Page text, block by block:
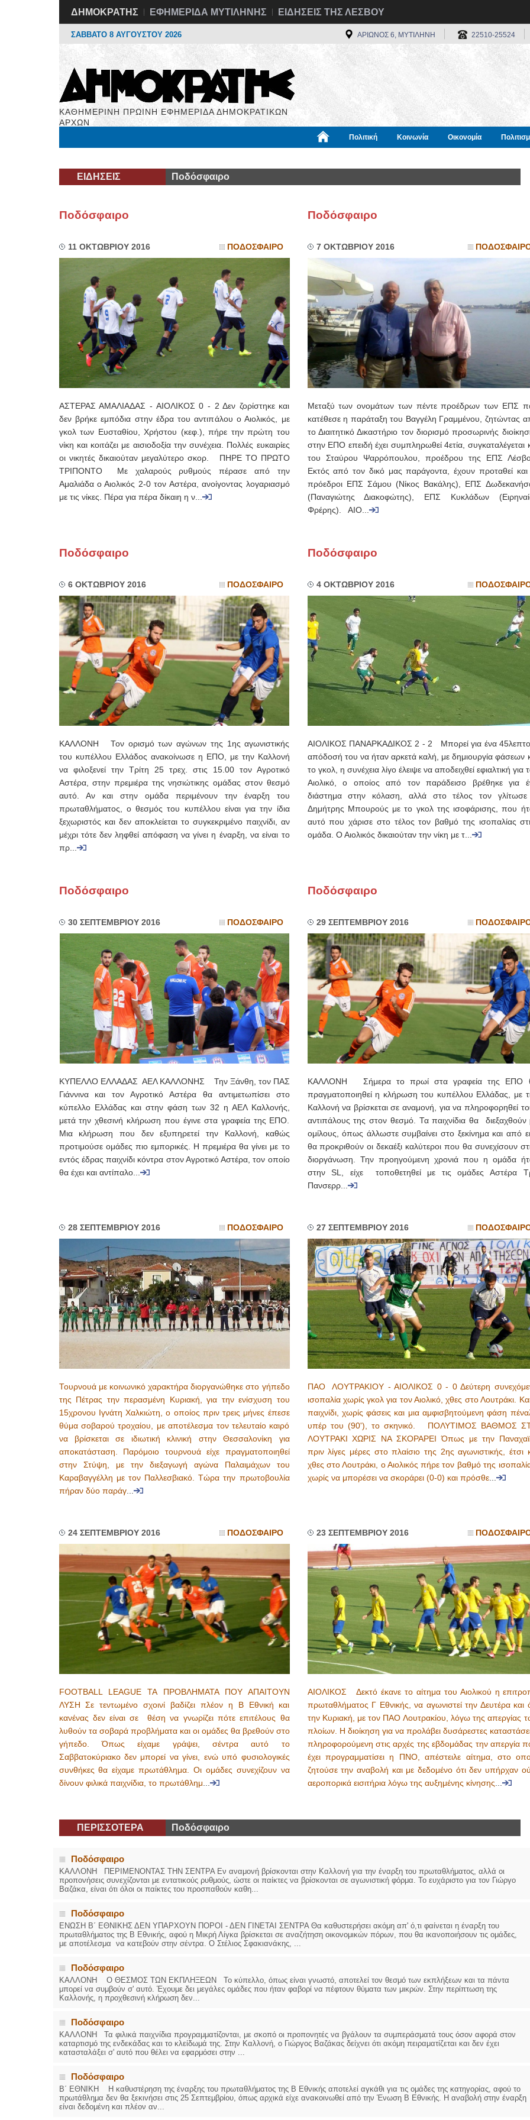
ΔΗΜΟΚΡΑΤΗΣ ΕΦΗΜΕΡΙΔΑ ΜΥΤΙΛΗΝΗΣ ΕΙΔΗΣΕΙΣ ΤΗΣ ΛΕΣΒΟΥ
ΣΑΒΒΑΤΟ 8 ΑΥΓΟΥΣΤΟΥ 2026 ΑΡΙΩΝΟΣ 6, ΜΥΤΙΛΗΝΗ 22510-25524
ΚΑΘΗΜΕΡΙΝΗ ΠΡΩΙΝΗ ΕΦΗΜΕΡΙΔΑ ΔΗΜΟΚΡΑΤΙΚΩΝ
ΑΡΧΩΝ
Πολιτική Κοινωνία Οικονομία
ΕΙΔΗΣΕΙΣ Ποδόσφαιρο
Ποδόσφαιρο
11 ΟΚΤΩΒΡΙΟΥ 2016 ΠΟΔΟΣΦΑΙΡΟ
ΑΣΤΕΡΑΣ ΑΜΑΛΙΑΔΑΣ - ΑΙΟΛΙΚΟΣ 0 - 2 Δεν ζορίστηκε και
δεν βρήκε εμπόδια στην έδρα του αντιπάλου ο Αιολικός, με
γκολ των Ευσταθίου, Χρήστου (κεφ.), πήρε την πρώτη του
νίκη και κοιτάζει με αισιοδοξία την συνέχεια. Πολλές ευκαιρίες
οι νικητές δικαιούταν μεγαλύτερο σκορ. ΠΗΡΕ ΤΟ ΠΡΩΤΟ
ΤΡΙΠΟΝΤΟ Με χαλαρούς ρυθμούς πέρασε από την
Αμαλιάδα ο Αιολικός 2-0 τον Αστέρα, ανοίγοντας λογαριασμό
με τις νίκες. Πέρα για πέρα δίκαιη η ν...
Ποδόσφαιρο
7 ΟΚΤΩΒΡΙΟΥ 2016
Μεταξύ των ονομάτων των πέντε προέδρων των ΕΠΣ
κατέθεσε η παράταξη του Βαγγέλη Γραμμένου, ζητώντας
το Διαιτητικό Δικαστήριο τον διορισμό προσωρινής
στην ΕΠΟ επειδή έχει συμπληρωθεί 4ετία, συγκαταλέγεται
του Σταύρου Ψαρρόπουλου, προέδρου της ΕΠΣ
Εκτός από τον δικό μας παράγοντα, έχουν προταθεί και
πρόεδροι ΕΠΣ Σάμου (Νίκος Βακάλης), ΕΠΣ
(Παναγιώτης Διακοφώτης), ΕΠΣ Κυκλάδων
Φρέρης). ΑΙΟ...
Ποδόσφαιρο
6 ΟΚΤΩΒΡΙΟΥ 2016 ΠΟΔΟΣΦΑΙΡΟ
ΚΑΛΛΟΝΗ Τον ορισμό των αγώνων της 1ης αγωνιστικής
του κυπέλλου Ελλάδος ανακοίνωσε η ΕΠΟ, με την Καλλονή
να φιλοξενεί την Τρίτη 25 τρεχ. στις 15.00 τον Αγροτικό
Αστέρα, στην πρεμιέρα της νησιώτικης ομάδας στον θεσμό
αυτό. Αν και στην ομάδα περιμένουν την έναρξη του
πρωταθλήματος, ο θεσμός του κυπέλλου είναι για την ίδια
ξεχωριστός και δεν αποκλείεται το συγκεκριμένο παιχνίδι, αν
μέχρι τότε δεν ληφθεί απόφαση να γίνει η έναρξη, να είναι το
πρ...
Ποδόσφαιρο
4 ΟΚΤΩΒΡΙΟΥ 2016
ΑΙΟΛΙΚΟΣ ΠΑΝΑΡΚΑΔΙΚΟΣ 2 - 2 Μπορεί για ένα
απόδοσή του να ήταν αρκετά καλή, με δημιουργία φάσεων
το γκολ, η συνέχεια λίγο έλειψε να αποδειχθεί εφιαλτική για
Αιολικό, ο οποίος από τον παράδεισο βρέθηκε για
διάστημα στην κόλαση, αλλά στο τέλος τον
Δημήτρης Μπουρούς με το γκολ της ισοφάρισης, που
αυτό που χάρισε στο τέλος τον βαθμό της ισοπαλίας
ομάδα. Ο Αιολικός δικαιούταν την νίκη με τ...
Ποδόσφαιρο
30 ΣΕΠΤΕΜΒΡΙΟΥ 2016 ΠΟΔΟΣΦΑΙΡΟ
ΚΥΠΕΛΛΟ ΕΛΛΑΔΑΣ ΑΕΛ ΚΑΛΛΟΝΗΣ Την Ξάνθη, τον ΠΑΣ
Γιάννινα και τον Αγροτικό Αστέρα θα αντιμετωπίσει στο
κύπελλο Ελλάδας και στην φάση των 32 η ΑΕΛ Καλλονής,
μετά την χθεσινή κλήρωση που έγινε στα γραφεία της ΕΠΟ.
Μια κλήρωση που δεν εξυπηρετεί την Καλλονή, καθώς
προτιμούσε ομάδες πιο εμπορικές. Η πρεμιέρα θα γίνει με το
εντός έδρας παιχνίδι κόντρα στον Αγροτικό Αστέρα, τον οποίο
θα έχει και αντίπαλο...
Ποδόσφαιρο
29 ΣΕΠΤΕΜΒΡΙΟΥ 2016
ΚΑΛΛΟΝΗ Σήμερα το πρωί στα γραφεία της ΕΠΟ
πραγματοποιηθεί η κλήρωση του κυπέλλου Ελλάδας, με
Καλλονή να βρίσκεται σε αναμονή, για να πληροφορηθεί
αντιπάλους της στον θεσμό. Τα παιχνίδια θα διεξαχθούν
ομίλους, όπως άλλωστε συμβαίνει στο ξεκίνημα και από
θα προκριθούν οι δεκαέξι καλύτεροι που θα συνεχίσουν
διοργάνωση. Την προηγούμενη χρονιά που η ομάδα
στην SL, είχε τοποθετηθεί με τις ομάδες Αστέρα
Πανσερρ...
28 ΣΕΠΤΕΜΒΡΙΟΥ 2016 ΠΟΔΟΣΦΑΙΡΟ
Τουρνουά με κοινωνικό χαρακτήρα διοργανώθηκε στο γήπεδο
της Πέτρας την περασμένη Κυριακή, για την ενίσχυση του
15χρονου Ιγνάτη Χαλκιώτη, ο οποίος πριν τρεις μήνες έπεσε
θύμα σοβαρού τροχαίου, με αποτέλεσμα τον τελευταίο καιρό
να βρίσκεται σε ιδιωτική κλινική στην Θεσσαλονίκη για
αποκατάσταση. Παρόμοιο τουρνουά είχε πραγματοποιηθεί
στην Στύψη, με την διεξαγωγή αγώνα Παλαιμάχων του
Καραβαγγέλλη με τον Παλλεσβιακό. Τώρα την πρωτοβουλία
πήραν δύο παράγ...
27 ΣΕΠΤΕΜΒΡΙΟΥ 2016
ΠΑΟ ΛΟΥΤΡΑΚΙΟΥ - ΑΙΟΛΙΚΟΣ 0 - 0 Δεύτερη
ισοπαλία χωρίς γκολ για τον Αιολικό, χθες στο Λουτράκι.
παιχνίδι, χωρίς φάσεις και μια αμφισβητούμενη φάση
υπέρ του (90'), το σκηνικό. ΠΟΛΥΤΙΜΟΣ ΒΑΘΜΟΣ
ΛΟΥΤΡΑΚΙ ΧΩΡΙΣ ΝΑ ΣΚΟΡΑΡΕΙ Όπως με την
πριν λίγες μέρες στο πλαίσιο της 2ης αγωνιστικής, έτσι
χθες στο Λουτράκι, ο Αιολικός πήρε τον βαθμό της
χωρίς να μπορέσει να σκοράρει (0-0) και πρόσθε...
24 ΣΕΠΤΕΜΒΡΙΟΥ 2016 ΠΟΔΟΣΦΑΙΡΟ
FOOTBALL LEAGUE ΤΑ ΠΡΟΒΛΗΜΑΤΑ ΠΟΥ ΑΠΑΙΤΟΥΝ
ΛΥΣΗ Σε τεντωμένο σχοινί βαδίζει πλέον η Β Εθνική και
κανένας δεν είναι σε θέση να γνωρίζει πότε επιτέλους θα
λυθούν τα σοβαρά προβλήματα και οι ομάδες θα βρεθούν στο
γήπεδο. Όπως είχαμε γράψει, σέντρα αυτό το
Σαββατοκύριακο δεν μπορεί να γίνει, ενώ υπό φυσιολογικές
συνθήκες θα είχαμε πρωτάθλημα. Οι ομάδες συνεχίζουν να
δίνουν φιλικά παιχνίδια, το πρωτάθλημ...
23 ΣΕΠΤΕΜΒΡΙΟΥ 2016
ΑΙΟΛΙΚΟΣ Δεκτό έκανε το αίτημα του Αιολικού η
πρωταθλήματος Γ Εθνικής, να αγωνιστεί την Δευτέρα και
την Κυριακή, με τον ΠΑΟ Λουτρακίου, λόγω της απεργίας
πλοίων. Η διοίκηση για να προλάβει δυσάρεστες
πληροφορούμενη στις αρχές της εβδομάδας την απεργία
έχει προγραμματίσει η ΠΝΟ, απέστειλε αίτημα, στο
ζητούσε την αναβολή και με δεδομένο ότι δεν υπήρχαν
αεροπορικά εισιτήρια λόγω της αυξημένης κίνησης...
ΠΕΡΙΣΣΟΤΕΡΑ Ποδόσφαιρο
Ποδόσφαιρο
ΚΑΛΛΟΝΗ ΠΕΡΙΜΕΝΟΝΤΑΣ ΤΗΝ ΣΕΝΤΡΑ Εν αναμονή βρίσκονται στην Καλλονή για την έναρξη του πρωταθλήματος, αλλά οι
προπονήσεις συνεχίζονται με εντατικούς ρυθμούς, ώστε οι παίκτες να βρίσκονται σε αγωνιστική φόρμα. Το ευχάριστο για τον Γιώργο
Βαζάκα, είναι ότι όλοι οι παίκτες του προσπαθούν καθη...
Ποδόσφαιρο
ΕΝΩΣΗ Β΄ ΕΘΝΙΚΗΣ ΔΕΝ ΥΠΑΡΧΟΥΝ ΠΟΡΟΙ - ΔΕΝ ΓΙΝΕΤΑΙ ΣΕΝΤΡΑ Θα καθυστερήσει ακόμη απ' ό,τι φαίνεται η έναρξη του
πρωταθλήματος της Β Εθνικής, αφού η Μικρή Λίγκα βρίσκεται σε αναζήτηση οικονομικών πόρων, που θα ικανοποιήσουν τις ομάδες,
με αποτέλεσμα να κατεβούν στην σέντρα. Ο Στέλιος Σφακιανάκης, ...
Ποδόσφαιρο
ΚΑΛΛΟΝΗ Ο ΘΕΣΜΟΣ ΤΩΝ ΕΚΠΛΗΞΕΩΝ Το κύπελλο, όπως είναι γνωστό, αποτελεί τον θεσμό των εκπλήξεων και τα πάντα
μπορεί να συμβούν σ' αυτό. Έχουμε δει μεγάλες ομάδες που ήταν φαβορί να πέφτουν θύματα των μικρών. Στην περίπτωση της
Καλλονής, η προχθεσινή κλήρωση δεν...
Ποδόσφαιρο
ΚΑΛΛΟΝΗ Τα φιλικά παιχνίδια προγραμματίζονται, με σκοπό οι προπονητές να βγάλουν τα συμπεράσματά τους όσον αφορά στον
καταρτισμό της ενδεκάδας και το κλείδωμά της. Στην Καλλονή, ο Γιώργος Βαζάκας δείχνει ότι ακόμη πειραματίζεται και δεν έχει
κατασταλάξει σ' αυτό που θέλει να εφαρμόσει στην ...
Ποδόσφαιρο
Β΄ ΕΘΝΙΚΗ Η καθυστέρηση της έναρξης του πρωταθλήματος της Β Εθνικής αποτελεί αγκάθι για τις ομάδες της κατηγορίας, αφού το
πρωτάθλημα δεν θα ξεκινήσει στις 25 Σεπτεμβρίου, όπως αρχικά είχε ανακοινωθεί από την Ένωση Β Εθνικής. Η αναβολή στην έναρξη
είναι δεδομένη και πλέον αν...
ΙΩΑΝΝΗΣ Α. ΜΑΛΛΙΑΣ
ΟΦΘΑΛΜΙΑΤΡΟΣ
Πανεπιστημίου Αθηνών
Καλλιπόλεως 3,Νέα Σμύρνη,
τηλ:210-9320215
Καβέτσου 10, Μυτιλήνη, τηλ:
Χειρουργός Ωτορινολαρυγγολόγος
Έλενα Μπούμπα
Στρατιωτικός Ιατρός
Διδ.Παν.Αθηνών
Διπλωματούχος Ευρ.Ακαδημίας
Πάρνηθας 95-97 Αχαρναί
2102467085 & 6938502258